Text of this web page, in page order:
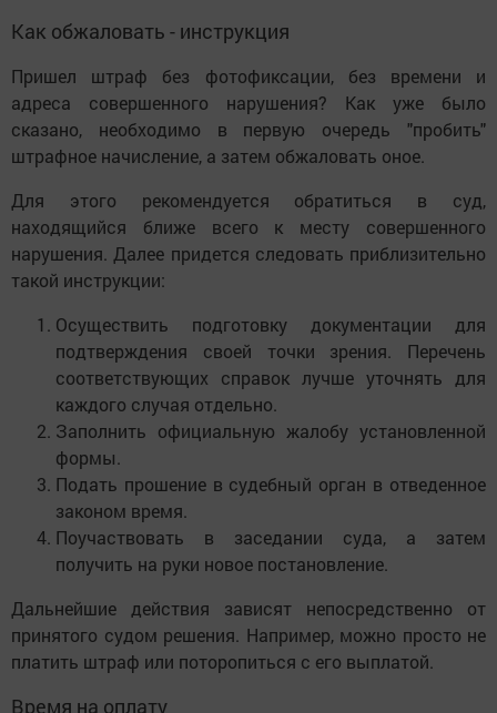
Как обжаловать - инструкция
Пришел штраф без фотофиксации, без времени и
адреса совершенного нарушения? Как уже было
сказано, необходимо в первую очередь "пробить"
штрафное начисление, а затем обжаловать оное.
Для этого рекомендуется обратиться в суд,
находящийся ближе всего к месту совершенного
нарушения. Далее придется следовать приблизительно
такой инструкции:
Осуществить подготовку документации для
подтверждения своей точки зрения. Перечень
соответствующих справок лучше уточнять для
каждого случая отдельно.
Заполнить официальную жалобу установленной
формы.
Подать прошение в судебный орган в отведенное
законом время.
Поучаствовать в заседании суда, а затем
получить на руки новое постановление.
Дальнейшие действия зависят непосредственно от
принятого судом решения. Например, можно просто не
платить штраф или поторопиться с его выплатой.
Время на оплату